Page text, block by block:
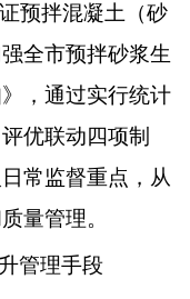
预拌混凝土（砂
全市预拌砂浆生
，通过实行统计
优联动四项制
常监督重点，从
量管理。
管理手段